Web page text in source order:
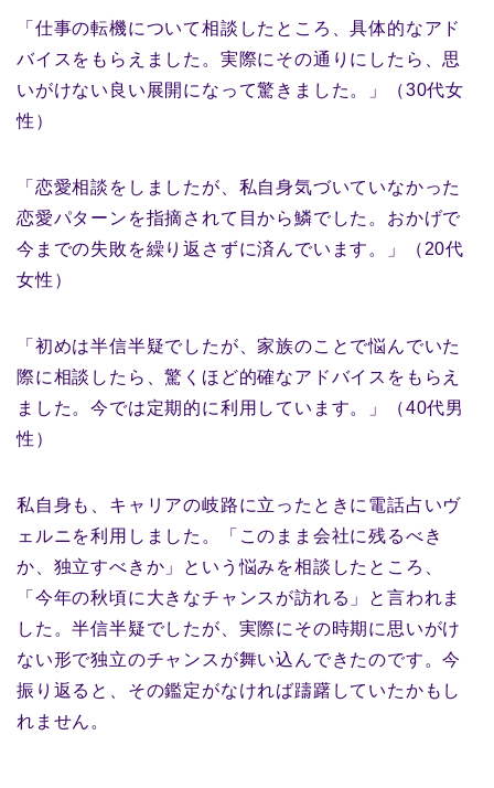
「仕事の転機について相談したところ、具体的なアド
バイスをもらえました。実際にその通りにしたら、思
いがけない良い展開になって驚きました。」（30代女
性）
「恋愛相談をしましたが、私自身気づいていなかった
恋愛パターンを指摘されて目から鱗でした。おかげで
今までの失敗を繰り返さずに済んでいます。」（20代
女性）
「初めは半信半疑でしたが、家族のことで悩んでいた
際に相談したら、驚くほど的確なアドバイスをもらえ
ました。今では定期的に利用しています。」（40代男
性）
私自身も、キャリアの岐路に立ったときに電話占いヴ
ェルニを利用しました。「このまま会社に残るべき
か、独立すべきか」という悩みを相談したところ、
「今年の秋頃に大きなチャンスが訪れる」と言われま
した。半信半疑でしたが、実際にその時期に思いがけ
ない形で独立のチャンスが舞い込んできたのです。今
振り返ると、その鑑定がなければ躊躇していたかもし
れません。